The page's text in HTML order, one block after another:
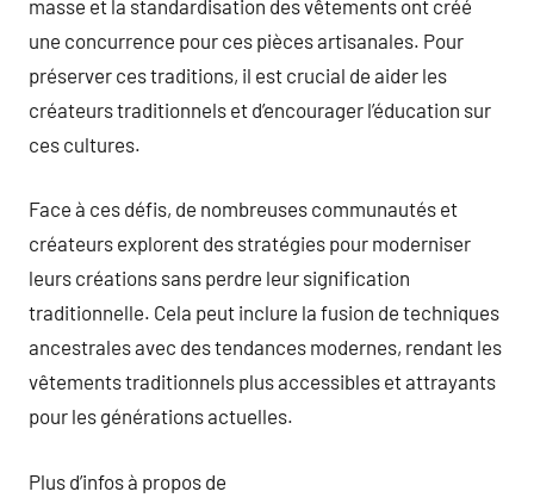
masse et la standardisation des vêtements ont créé
une concurrence pour ces pièces artisanales. Pour
préserver ces traditions, il est crucial de aider les
créateurs traditionnels et d’encourager l’éducation sur
ces cultures.
Face à ces défis, de nombreuses communautés et
créateurs explorent des stratégies pour moderniser
leurs créations sans perdre leur signification
traditionnelle. Cela peut inclure la fusion de techniques
ancestrales avec des tendances modernes, rendant les
vêtements traditionnels plus accessibles et attrayants
pour les générations actuelles.
Plus d’infos à propos de